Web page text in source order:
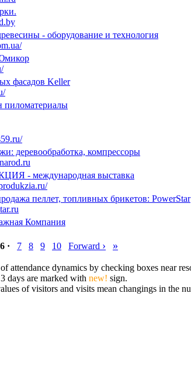
- оборудование и технология
фасадов Keller
пиломатериалы
деревообработка, компрессоры
- международная выставка
пеллет, топливных брикетов: PowerStar
Компания
· 7 8 9 10 Forward › »
attendance dynamics by checking boxes near
days are marked with new! sign.
of visitors and visits mean changings in the